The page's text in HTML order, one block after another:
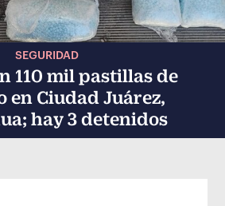
SEGURIDAD
110 mil pastillas de
en Ciudad Juárez,
hay 3 detenidos
actual mediante Email
actual mediante Facebook
el artículo actual mediante Twitter
el artículo actual mediante